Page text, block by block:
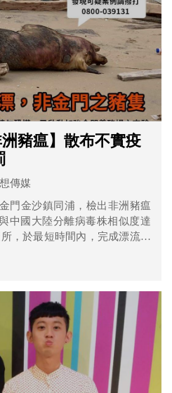
洲豬瘟】散布不實疫
傳媒
門金沙鎮同浦，檢出非洲豬瘟
中國大陸分離病毒株相似度達
，於最短時間內，完成漂流死
附近的養豬場的豬非洲豬瘟均